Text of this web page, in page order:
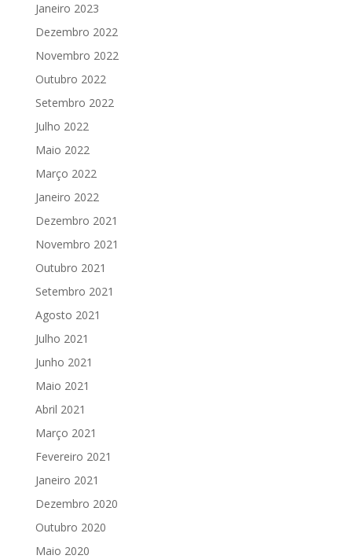
Janeiro 2023
Dezembro 2022
Novembro 2022
Outubro 2022
Setembro 2022
Julho 2022
Maio 2022
Março 2022
Janeiro 2022
Dezembro 2021
Novembro 2021
Outubro 2021
Setembro 2021
Agosto 2021
Julho 2021
Junho 2021
Maio 2021
Abril 2021
Março 2021
Fevereiro 2021
Janeiro 2021
Dezembro 2020
Outubro 2020
Maio 2020